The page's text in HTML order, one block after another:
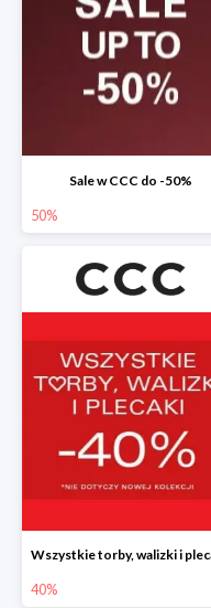
Sale w CCC do -50%
50%
40%